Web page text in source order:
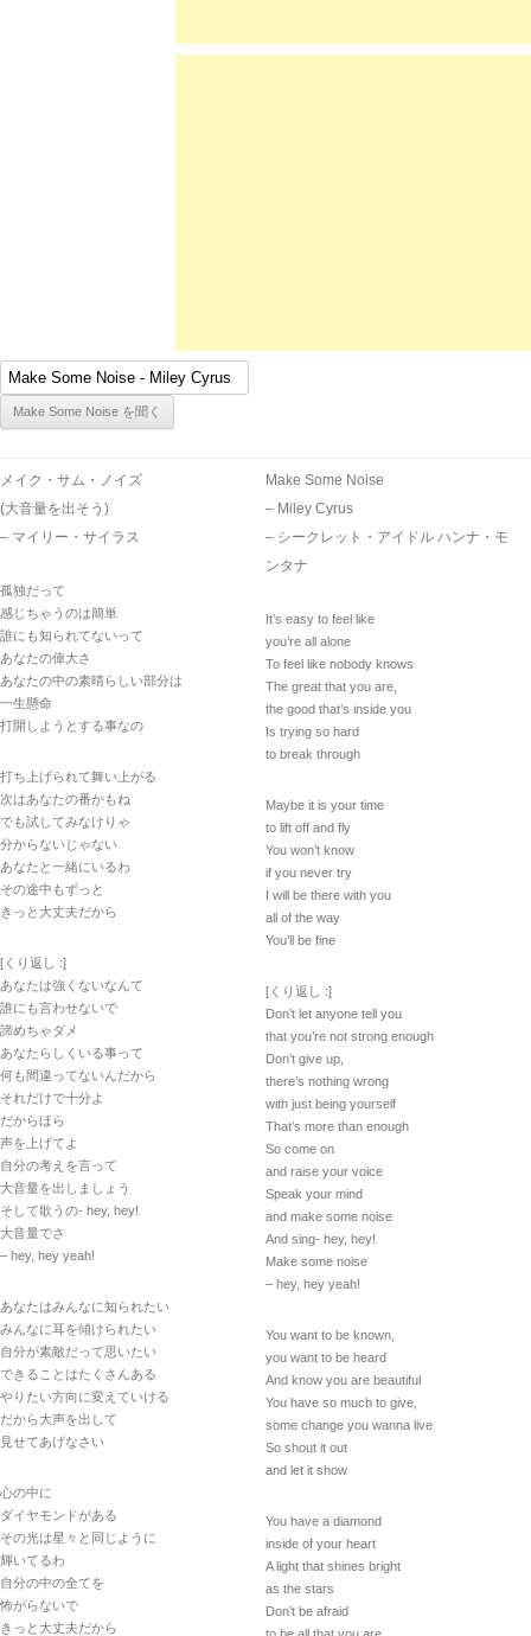
メイク・サム・ノイズ
(大音量を出そう)
– マイリー・サイラス
孤独だって
感じちゃうのは簡単
誰にも知られてないって
あなたの偉大さ
あなたの中の素晴らしい部分は
一生懸命
打開しようとする事なの
打ち上げられて舞い上がる
次はあなたの番かもね
でも試してみなけりゃ
分からないじゃない
あなたと一緒にいるわ
その途中もずっと
きっと大丈夫だから
[くり返し :]
あなたは強くないなんて
誰にも言わせないで
諦めちゃダメ
あなたらしくいる事って
何も間違ってないんだから
それだけで十分よ
だからほら
声を上げてよ
自分の考えを言って
大音量を出しましょう
そして歌うの- hey, hey!
大音量でさ
– hey, hey yeah!
あなたはみんなに知られたい
みんなに耳を傾けられたい
自分が素敵だって思いたい
できることはたくさんある
やりたい方向に変えていける
だから大声を出して
見せてあげなさい
心の中に
ダイヤモンドがある
その光は星々と同じように
輝いてるわ
自分の中の全てを
怖がらないで
きっと大丈夫だから
Make Some Noise
– Miley Cyrus
– シークレット・アイドル ハンナ・モ
ンタナ
It’s easy to feel like
you’re all alone
To feel like nobody knows
The great that you are,
the good that’s inside you
Is trying so hard
to break through
Maybe it is your time
to lift off and fly
You won’t know
if you never try
I will be there with you
all of the way
You’ll be fine
[くり返し :]
Don’t let anyone tell you
that you’re not strong enough
Don’t give up,
there’s nothing wrong
with just being yourself
That’s more than enough
So come on
and raise your voice
Speak your mind
and make some noise
And sing- hey, hey!
Make some noise
– hey, hey yeah!
You want to be known,
you want to be heard
And know you are beautiful
You have so much to give,
some change you wanna live
So shout it out
and let it show
You have a diamond
inside of your heart
A light that shines bright
as the stars
Don’t be afraid